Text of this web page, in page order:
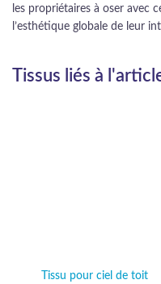
les propriétaires à oser avec
l’esthétique globale de leur
Tissus liés à
Tissu pour ciel de toit